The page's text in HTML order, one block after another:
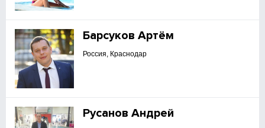
Барсуков Артём
Россия, Краснодар
Русанов Андрей